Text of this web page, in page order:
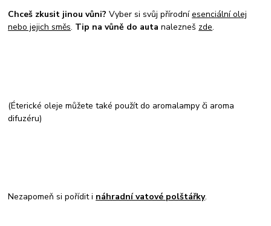
Chceš zkusit jinou vůni? Vyber si svůj přírodníesenciální olej
nebo jejich směs. Tip na vůně do autanalezneš zde.
(Éterické oleje můžete také použít do aromalampy či aroma
difuzéru)
Nezapomeň si pořídit i náhradní vatové polštářky.